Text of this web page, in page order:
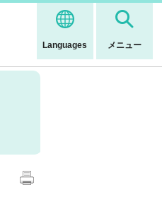
Languages メニュー